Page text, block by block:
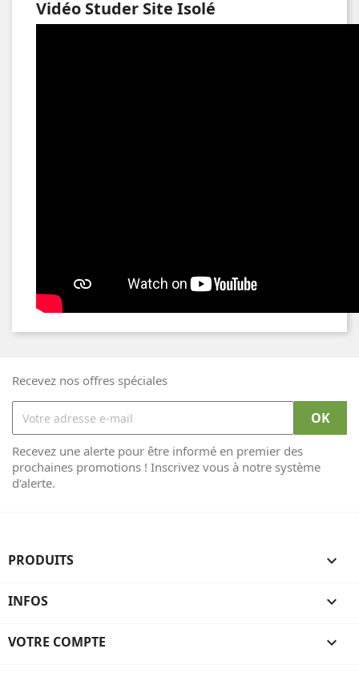
Vidéo Studer Site Isolé
Recevez nos offres spéciales
Recevez une alerte pour être informé en premier des
prochaines promotions ! Inscrivez vous à notre système
d'alerte.
PRODUITS 
INFOS 
VOTRE COMPTE 